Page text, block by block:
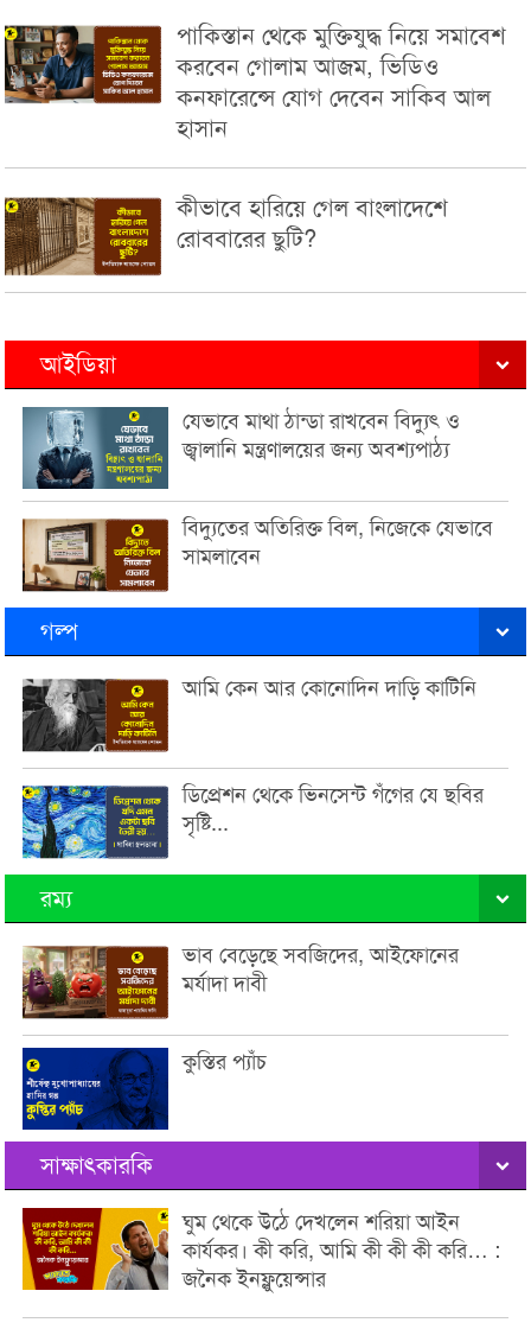
পাকিস্তান থেকে মুক্তিযুদ্ধ নিয়ে সমাবেশ
করবেন গোলাম আজম, ভিডিও
কনফারেন্সে যোগ দেবেন সাকিব আল
হাসান
কীভাবে হারিয়ে গেল বাংলাদেশে
রোববারের ছুটি?
আইডিয়া
যেভাবে মাথা ঠান্ডা রাখবেন বিদ্যুৎ ও
জ্বালানি মন্ত্রণালয়ের জন্য অবশ্যপাঠ্য
বিদ্যুতের অতিরিক্ত বিল, নিজেকে যেভাবে
সামলাবেন
গল্প
আমি কেন আর কোনোদিন দাড়ি কাটিনি
ডিপ্রেশন থেকে ভিনসেন্ট গঁগের যে ছবির
সৃষ্টি...
রম্য
ভাব বেড়েছে সবজিদের, আইফোনের
মর্যাদা দাবী
কুস্তির প্যাঁচ
সাক্ষাৎকারকি
ঘুম থেকে উঠে দেখলেন শরিয়া আইন
কার্যকর। কী করি, আমি কী কী কী করি… :
জনৈক ইনফ্লুয়েন্সার